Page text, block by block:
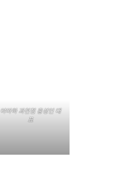
야마하 과천점 홍성인 대
표